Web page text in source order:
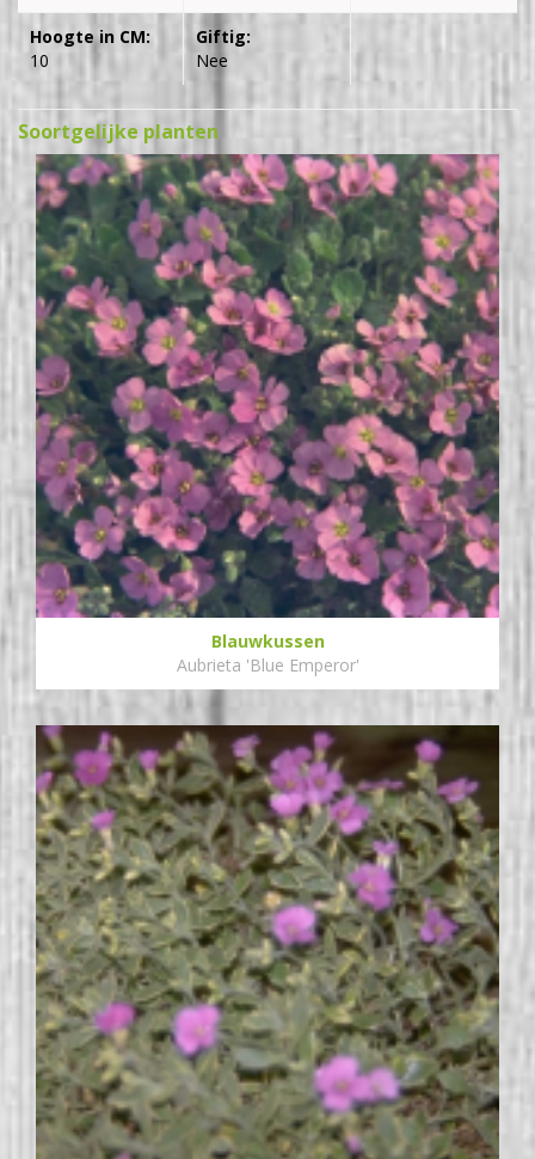
Hoogte in CM:
10
Giftig:
Nee
Soortgelijke planten
Blauwkussen
Aubrieta 'Blue Emperor'